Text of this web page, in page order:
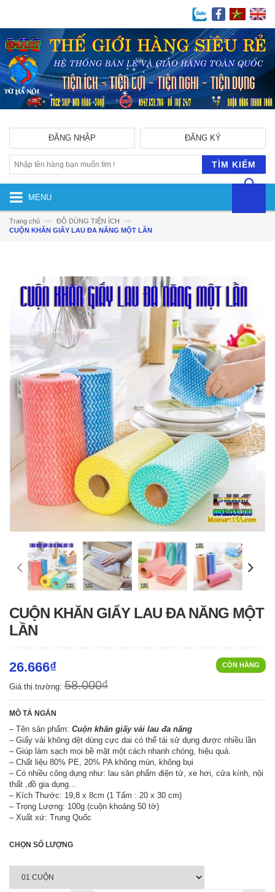
ĐĂNG KÝ
ĐĂNG NHẬP
TÌM KIẾM
MENU
Trang chủ
ĐỒ DÙNG TIỆN ÍCH
CUỘN KHĂN GIẤY LAU ĐA NĂNG MỘT LẦN
CUỘN KHĂN GIẤY LAU ĐA NĂNG MỘT
LẦN
CÒN HÀNG
26.666₫
Giá thị trường: 58.000₫
MÔ TẢ NGẮN
– Tên sản phẩm: Cuộn khăn giấy vải lau đa năng
– Giấy vải không dệt dùng cực dai có thể tái sử dụng được nhiều lần
– Giúp làm sạch mọi bề mặt một cách nhanh chóng, hiệu quả.
– Chất liệu 80% PE, 20% PA không mùn, không bụi
– Có nhiều công dụng như: lau sản phẩm điện tử, xe hơi, cửa kính, nội
thất ,đồ gia dụng...
– Kích Thước: 19,8 x 8cm (1 Tấm : 20 x 30 cm)
– Trọng Lượng: 100g (cuộn khoảng 50 tờ)
– Xuất xứ: Trung Quốc
CHỌN SỐ LƯỢNG